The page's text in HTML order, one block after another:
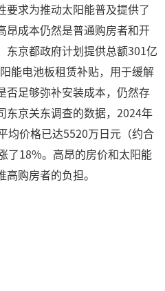
要求为推动太阳能普及提供了
昂成本仍然是普通购房者和开
东京都政府计划提供总额301亿
能电池板租赁补贴，用于缓解
否足够弥补安装成本，仍然存
东京关东调查的数据，2024年
均价格已达5520万日元（约合
了18%。高昂的房价和太阳能
购房者的负担。